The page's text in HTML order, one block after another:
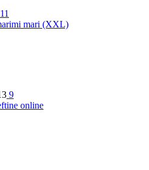
11
mari (XXL)
9
online